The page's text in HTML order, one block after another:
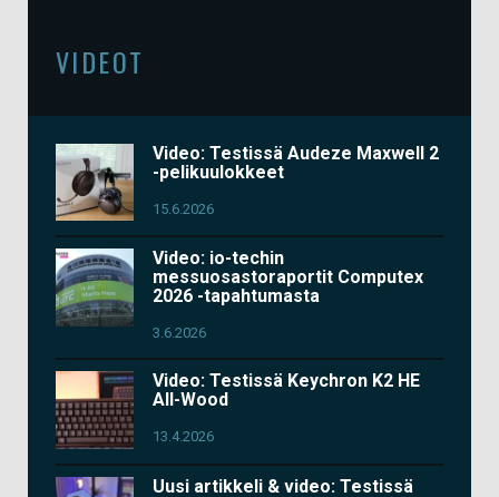
VIDEOT
Video: Testissä Audeze Maxwell 2
-pelikuulokkeet
15.6.2026
Video: io-techin
messuosastoraportit Computex
2026 -tapahtumasta
3.6.2026
Video: Testissä Keychron K2 HE
All-Wood
13.4.2026
Uusi artikkeli & video: Testissä